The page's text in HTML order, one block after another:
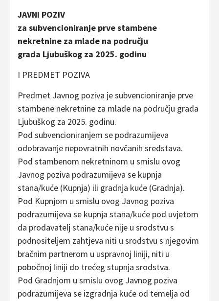
JAVNI POZIV
za subvencioniranje prve stambene
nekretnine za mlade na području
grada Ljubuškog za 2025. godinu
I PREDMET POZIVA
Predmet Javnog poziva je subvencioniranje prve
stambene nekretnine za mlade na području grada
Ljubuškog za 2025. godinu.
Pod subvencioniranjem se podrazumijeva
odobravanje nepovratnih novčanih sredstava.
Pod stambenom nekretninom u smislu ovog
Javnog poziva podrazumijeva se kupnja
stana/kuće (Kupnja) ili gradnja kuće (Gradnja).
Pod Kupnjom u smislu ovog Javnog poziva
podrazumijeva se kupnja stana/kuće pod uvjetom
da prodavatelj stana/kuće nije u srodstvu s
podnositeljem zahtjeva niti u srodstvu s njegovim
bračnim partnerom u uspravnoj liniji, niti u
pobočnoj liniji do trećeg stupnja srodstva.
Pod Gradnjom u smislu ovog Javnog poziva
podrazumijeva se izgradnja kuće od temelja od